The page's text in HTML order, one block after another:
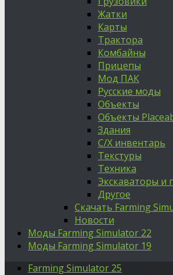
Жатки
Карты
Трактора
Комбайны
Прицепы
Мод ПАК
Русские моды
Объекты
Объекты
Здания
С/Х инвентарь
Текстуры
Техника
Экскаваторы и
Другое
Скачать Farming
Новости
Моды Farming Simulator 22
Моды Farming Simulator 19
Farming Simulator 25